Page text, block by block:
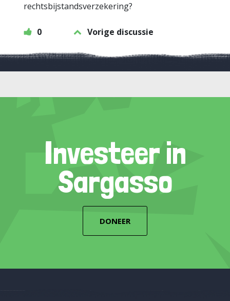
rechtsbijstandsverzekering?
0 Vorige discussie
Investeer in
Sargasso
DONEER